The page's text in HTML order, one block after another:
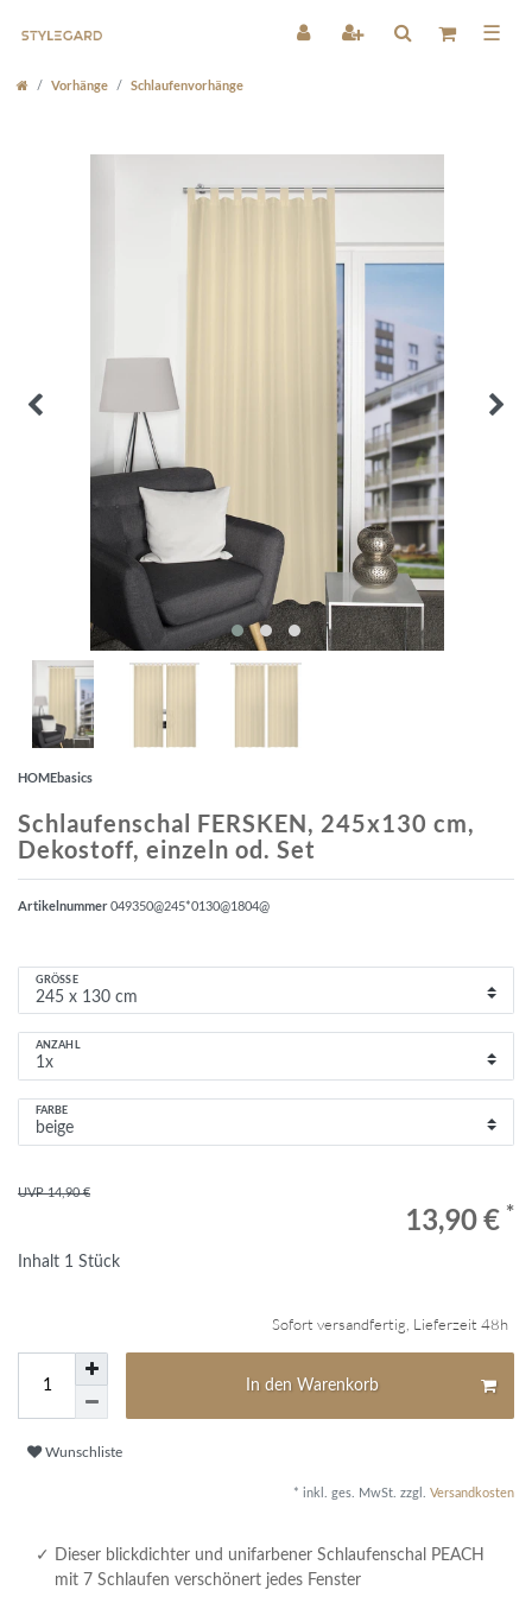
☰
Vorhänge Schlaufenvorhänge
HOMEbasics
Schlaufenschal FERSKEN, 245x130 cm,
Dekostoff, einzeln od. Set
Artikelnummer049350@245*0130@1804@
GRÖSSE
ANZAHL
FARBE
UVP 14,90 €
13,90 € *
Inhalt 1 Stück
Sofort versandfertig, Lieferzeit 48h
In den Warenkorb
Wunschliste
* inkl. ges. MwSt. zzgl. Versandkosten
Dieser blickdichter und unifarbener Schlaufenschal PEACH
mit 7 Schlaufen verschönert jedes Fenster